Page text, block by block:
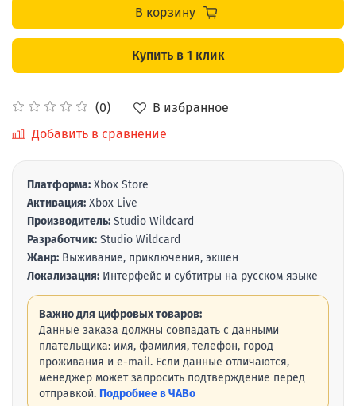
(0)
В избранное
Добавить в сравнение
В корзину
Купить в 1 клик
Платформа: Xbox Store
Активация: Xbox Live
Производитель: Studio Wildcard
Разработчик: Studio Wildcard
Жанр: Выживание, приключения, экшен
Локализация: Интерфейс и субтитры на русском языке
Важно для цифровых товаров:
Данные заказа должны совпадать с данными
плательщика: имя, фамилия, телефон, город
проживания и e-mail. Если данные отличаются,
менеджер может запросить подтверждение перед
отправкой. Подробнее в ЧАВо